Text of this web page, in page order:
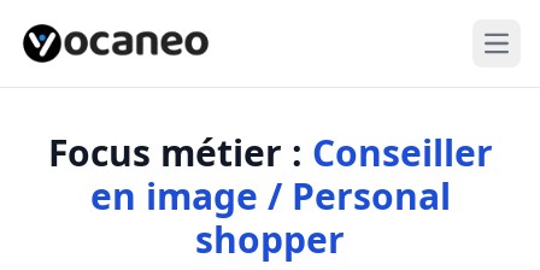
Focus métier : Conseiller
en image / Personal
shopper